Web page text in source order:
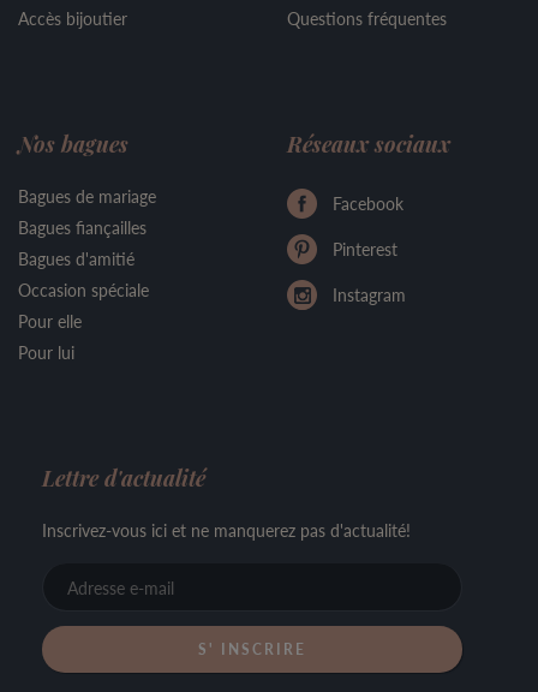
Accès bijoutier
Questions fréquentes
Nos bagues
Bagues de mariage
Bagues fiançailles
Bagues d'amitié
Occasion spéciale
Pour elle
Pour lui
Réseaux sociaux
Facebook
Pinterest
Instagram
Lettre d'actualité
Inscrivez-vous ici et ne manquerez pas d'actualité!
mail